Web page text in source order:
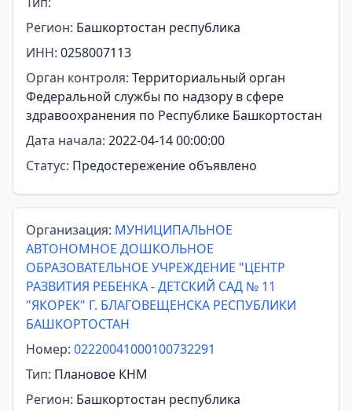
Регион: Башкортостан республика
ИНН: 0258007113
Орган контроля: Территориальный орган
Федеральной службы по надзору в сфере
здравоохранения по Республике Башкортостан
Дата начала: 2022-04-14 00:00:00
Статус: Предостережение объявлено
Организация: МУНИЦИПАЛЬНОЕ
АВТОНОМНОЕ ДОШКОЛЬНОЕ
ОБРАЗОВАТЕЛЬНОЕ УЧРЕЖДЕНИЕ "ЦЕНТР
РАЗВИТИЯ РЕБЕНКА - ДЕТСКИЙ САД № 11
"ЯКОРЕК" Г. БЛАГОВЕЩЕНСКА РЕСПУБЛИКИ
БАШКОРТОСТАН
Номер: 02220041000100732291
Тип: Плановое КНМ
Регион: Башкортостан республика